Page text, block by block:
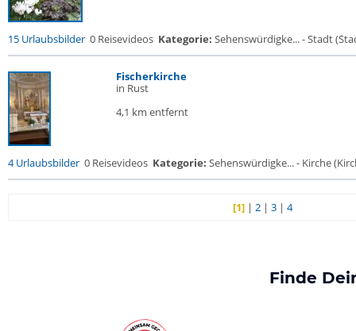
15 Urlaubsbilder 0 Reisevideos Kategorie: Sehenswürdigke... - Stadt
Fischerkirche
in Rust
4,1 km entfernt
4 Urlaubsbilder 0 Reisevideos Kategorie: Sehenswürdigke... - Kirche
[1] |2 |3 |4
Finde